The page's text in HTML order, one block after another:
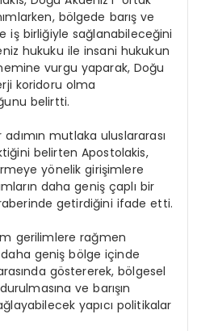
bölgede barış ve
iş birliğiyle sağlanabileceğini
hukuku ile insani hukukun
vurgu yaparak, Doğu
koridoru olma
belirtti.
mutlaka uluslararası
belirten Apostolakis,
yönelik girişimlere
daha geniş çaplı bir
getirdiğini ifade etti.
gerilimlere rağmen
geniş bölge içinde
göstererek, bölgesel
ve barışın
yapıcı politikalar